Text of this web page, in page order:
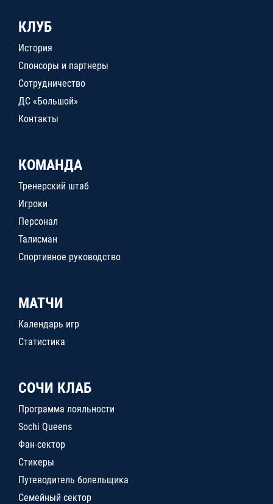
КЛУБ
История
Спонсоры и партнеры
Сотрудничество
ДС «Большой»
Контакты
КОМАНДА
Тренерский штаб
Игроки
Персонал
Талисман
Спортивное руководство
МАТЧИ
Календарь игр
Статистика
СОЧИ КЛАБ
Программа лояльности
Sochi Queens
Фан-сектор
Стикеры
Путеводитель болельщика
Семейный сектор